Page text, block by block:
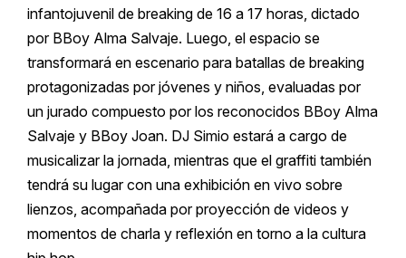
infantojuvenil de breaking de 16 a 17 horas, dictado
por BBoy Alma Salvaje. Luego, el espacio se
transformará en escenario para batallas de breaking
protagonizadas por jóvenes y niños, evaluadas por
un jurado compuesto por los reconocidos BBoy Alma
Salvaje y BBoy Joan. DJ Simio estará a cargo de
musicalizar la jornada, mientras que el graffiti también
tendrá su lugar con una exhibición en vivo sobre
lienzos, acompañada por proyección de videos y
momentos de charla y reflexión en torno a la cultura